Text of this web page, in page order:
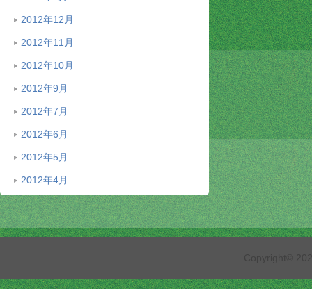
2012年12月
2012年11月
2012年10月
2012年9月
2012年7月
2012年6月
2012年5月
2012年4月